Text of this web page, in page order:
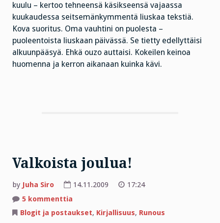
kuulu – kertoo tehneensä käsikseensä vajaassa
kuukaudessa seitsemänkymmentä liuskaa tekstiä.
Kova suoritus. Oma vauhtini on puolesta –
puoleentoista liuskaan päivässä. Se tietty edellyttäisi
alkuunpääsyä. Ehkä ouzo auttaisi. Kokeilen keinoa
huomenna ja kerron aikanaan kuinka kävi.
Valkoista joulua!
by Juha Siro 14.11.2009
17:24
5 kommenttia
joulua!
Blogit ja postaukset, Kirjallisuus, Runous